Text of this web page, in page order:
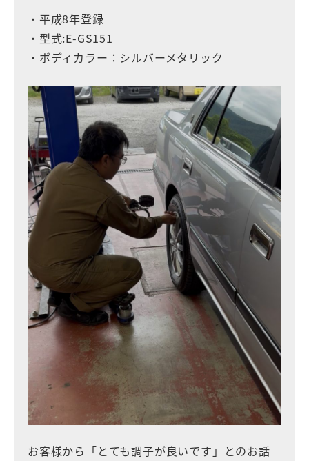
・平成8年登録
・型式:E-GS151
・ボディカラー：シルバーメタリック
お客様から「とても調子が良いです」とのお話